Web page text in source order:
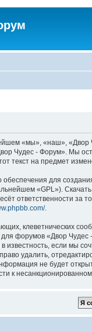
«мы», «наш», «Двор
Чудес - Форум». Мы
текст на предмет
для
«GPL»).
ответственности за
.
клеветнических
для форумов «Двор
если мы
удалить,
не будет
к